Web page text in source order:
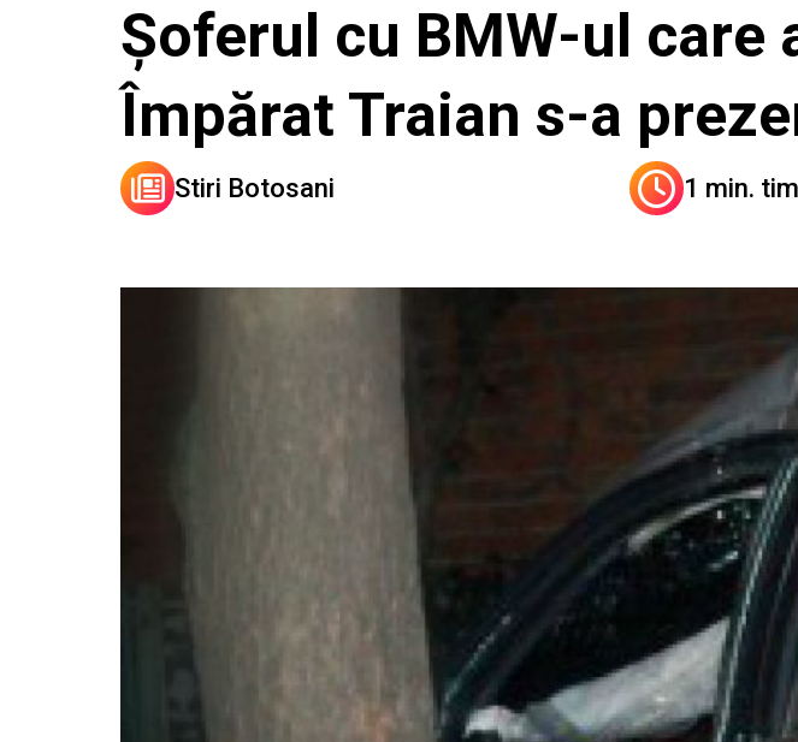
Șoferul cu BMW-ul
Împărat Traian s-a
Stiri Botosani 1 min.